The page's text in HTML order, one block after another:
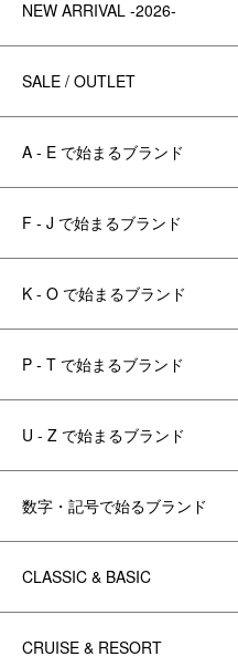
NEW ARRIVAL -2026-
SALE / OUTLET
A - E で始まるブランド
F - J で始まるブランド
K - O で始まるブランド
P - T で始まるブランド
U - Z で始まるブランド
数字・記号で始るブランド
CLASSIC & BASIC
CRUISE & RESORT